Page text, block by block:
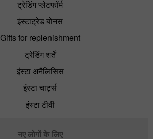
ट्रेडिंग प्लेटफॉर्म
इंस्टाट्रेड बोनस
Gifts for replenishment
ट्रेडिंग शर्तें
इंस्टा अनैलिसिस
इंस्टा चार्ट्स
इंस्टा टीवी
नए लोगों के लिए